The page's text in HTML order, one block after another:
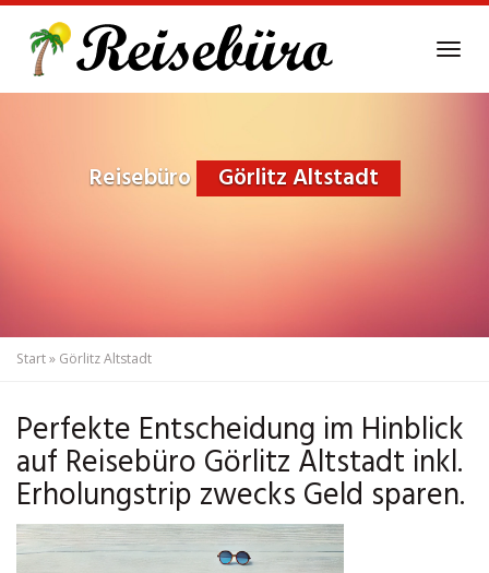
main
Reisebüro Görlitz Altstadt
Start» Görlitz Altstadt
Perfekte Entscheidung im Hinblick
auf Reisebüro Görlitz Altstadt inkl.
Erholungstrip zwecks Geld sparen.